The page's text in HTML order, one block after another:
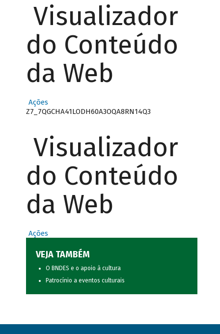
Visualizador
do Conteúdo
da Web
Ações
Z7_7QGCHA41LODH60A3OQA8RN14Q3
Visualizador
do Conteúdo
da Web
Ações
VEJA TAMBÉM
O BNDES e o apoio à cultura
Patrocínio a eventos culturais